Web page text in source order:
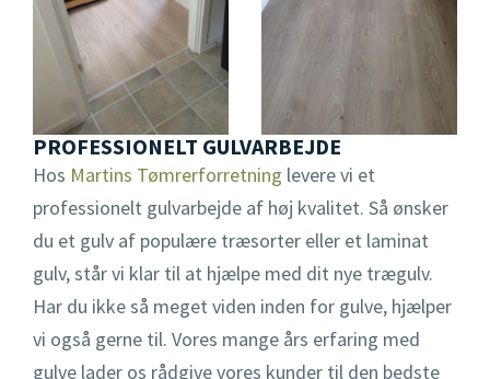
PROFESSIONELT GULVARBEJDE
Hos Martins Tømrerforretning levere vi et
professionelt gulvarbejde af høj kvalitet. Så ønsker
du et gulv af populære træsorter eller et laminat
gulv, står vi klar til at hjælpe med dit nye trægulv.
Har du ikke så meget viden inden for gulve, hjælper
vi også gerne til. Vores mange års erfaring med
gulve lader os rådgive vores kunder til den bedste